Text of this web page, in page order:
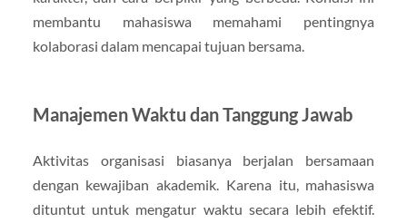
membantu mahasiswa memahami pentingnya
kolaborasi dalam mencapai tujuan bersama.
Manajemen Waktu dan Tanggung Jawab
Aktivitas organisasi biasanya berjalan bersamaan
dengan kewajiban akademik. Karena itu, mahasiswa
dituntut untuk mengatur waktu secara lebih efektif.